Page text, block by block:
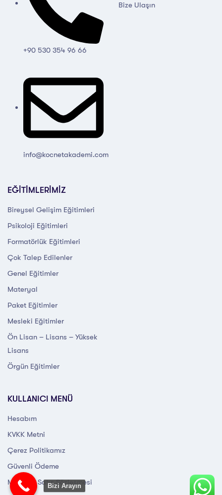
+90 530 354 96 66
info@kocnetakademi.com
Bize Ulaşın
EĞİTİMLERİMİZ
Bireysel Gelişim Eğitimleri
Psikoloji Eğitimleri
Formatörlük Eğitimleri
Çok Talep Edilenler
Genel Eğitimler
Materyal
Paket Eğitimler
Mesleki Eğitimler
Ön Lisan – Lisans – Yüksek
Lisans
Örgün Eğitimler
KULLANICI MENÜ
Hesabım
KVKK Metni
Çerez Politikamız
Güvenli Ödeme
Mesafeli Satış Sözleşmesi
Bizi Arayın